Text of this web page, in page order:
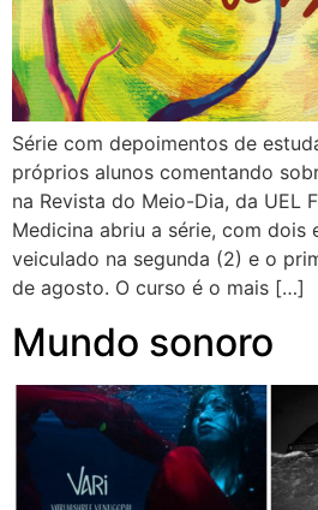
Série com depoimentos de
próprios alunos comentando
na Revista do Meio-Dia, da UEL
Medicina abriu a série, com dois
veiculado na segunda (2) e o
de agosto. O curso é o mais […]
Mundo sonoro